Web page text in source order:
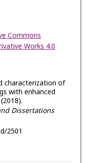
Commons
Works 4.0
characterization of
with enhanced
Dissertations
2501